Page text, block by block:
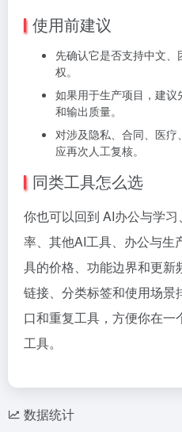
使用前建议
先确认它是否支持中文
权。
如果用于生产项目，建
和输出质量。
对涉及隐私、合同、医
应再次人工复核。
同类工具怎么选
你也可以回到 AI办公与学
率、其他AI工具、办公与生
具的价格、功能边界和更新
链接、分类标签和使用场景
口和重复工具，方便你在一
工具。
数据统计